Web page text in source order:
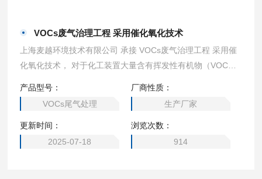
VOCs废气治理工程 采用催化氧化技术
上海麦越环境技术有限公司 承接 VOCs废气治理工程 采用催
化氧化技术， 对于化工装置大量含有挥发性有机物（VOC）
来处理各类化工装置排放的 VOC 气体，利用催化剂对有机物
的高转化率以及高效的换热和余热回收系统保证系统的自热平
衡和达标排放，系统运行稳定可靠，得到用户的好评。
产品型号：
VOCs尾气处理
厂商性质：
生产厂家
更新时间：
2025-07-18
浏览次数：
914